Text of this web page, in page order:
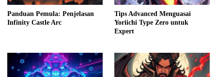
Panduan Pemula: Penjelasan
Infinity Castle Arc
Tips Advanced Menguasai
Yoriichi Type Zero untuk
Expert